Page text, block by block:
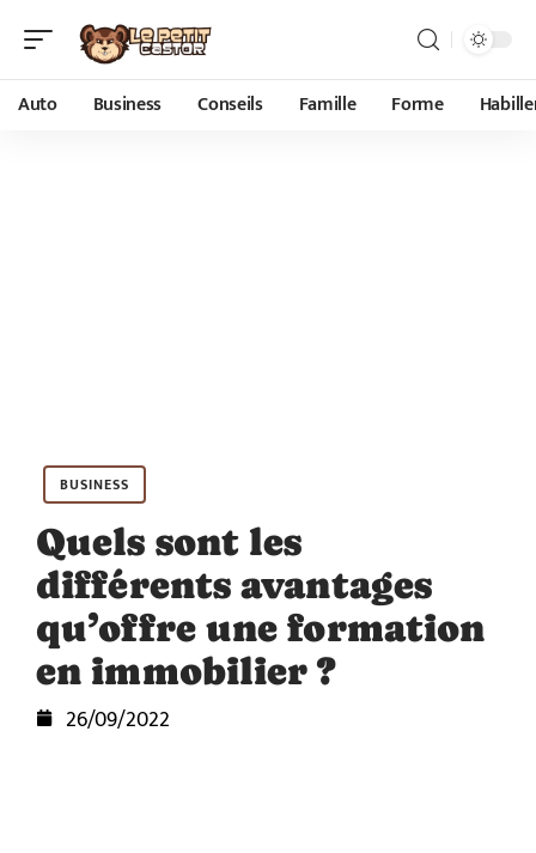
Auto Business Conseils Famille Forme
BUSINESS
Quels sont les
différents avantages
qu’offre une formation
en immobilier ?
26/09/2022